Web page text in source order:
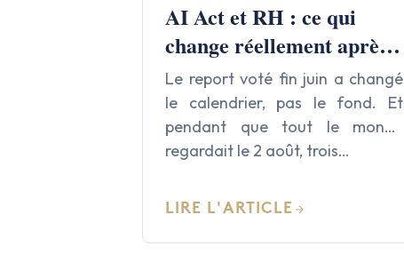
AI Act et RH : ce qui
change réellement après
le report du 2 août 2026
Le report voté fin juin a changé
le calendrier, pas le fond. Et
pendant que tout le monde
regardait le 2 août, trois…
LIRE L'ARTICLE